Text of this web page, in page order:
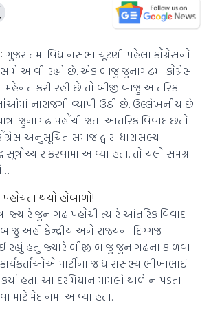
ગુજરાતમાં વિધાનસભા ચૂંટણી પહેલાં કોંગ્રેસનો
આવી રહ્યો છે. એક બાજુ જુનાગઢમાં કોંગ્રેસ
મહેનત કરી રહી છે તો બીજી બાજુ આંતરિક
નારાજગી વ્યાપી ઉઠી છે. ઉલ્લેખનીય છે
જુનાગઢ પહોંચી જતા આંતરિક વિવાદ છતો
અનુસૂચિત સમાજ દ્વારા ધારાસભ્ય
સૂત્રોચ્ચાર કરવામાં આવ્યા હતા. તો ચલો સમગ્ર
થયો હોબાળો!
જ્યારે જુનાગઢ પહોંચી ત્યારે આંતરિક વિવાદ
અહીં કેન્દ્રીય અને રાજ્યના દિગ્ગજ
હતું. જ્યારે બીજી બાજુ જુનાગઢના કાળવા
પાર્ટીના જ ધારાસભ્ય ભીખાભાઈ
કર્યા હતા. આ દરમિયાન મામલો થાળે ન પડતા
માટે મેદાનમાં આવ્યા હતા.